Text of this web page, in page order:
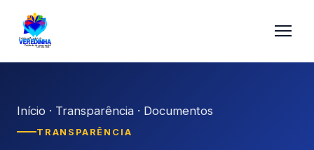
Início · Transparência · Documentos
TRANSPARÊNCIA